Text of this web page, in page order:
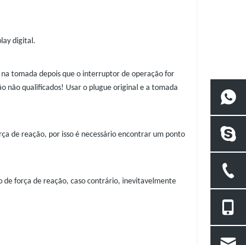
digital.
tomada depois que o interruptor de operação for
não qualificados! Usar o plugue original e a tomada
de reação, por isso é necessário encontrar um ponto
de força de reação, caso contrário, inevitavelmente